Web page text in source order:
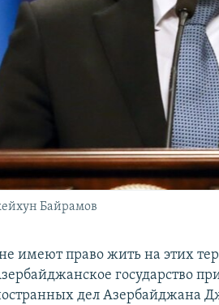
Байрамов
имеют право жить на этих
государство
дел Азербайджана